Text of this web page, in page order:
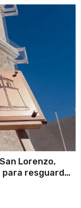
Lorenzo,
resguardar